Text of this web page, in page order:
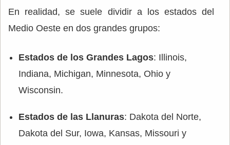
En realidad, se suele dividir a los estados del
Medio Oeste en dos grandes grupos:
Estados de los Grandes Lagos: Illinois,
Indiana, Michigan, Minnesota, Ohio y
Wisconsin.
Estados de las Llanuras: Dakota del Norte,
Dakota del Sur, Iowa, Kansas, Missouri y